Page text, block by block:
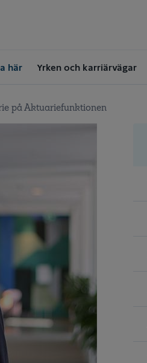
här Yrken och karriärvägar
på Aktuariefunktionen